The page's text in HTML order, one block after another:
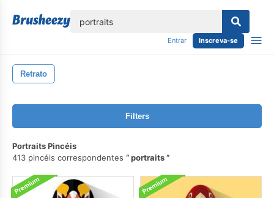
Entrar Inscreva-se
Retrato
Filters
Portraits Pincéis
413 pincéis correspondentes
portraits